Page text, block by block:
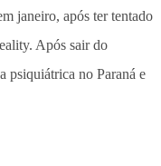
janeiro, após ter tentado
Após sair do
psiquiátrica no Paraná e